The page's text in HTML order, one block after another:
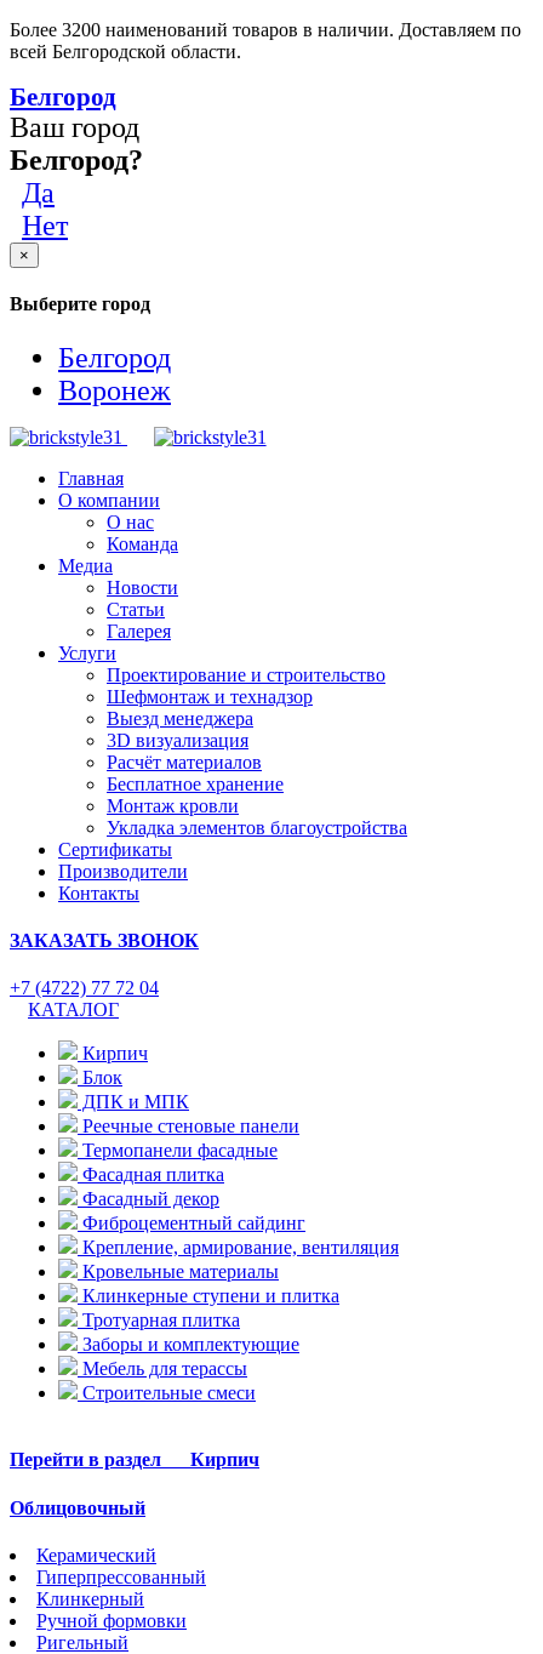
Более 3200 наименований товаров в наличии. Доставляем по
всей Белгородской области.
Белгород
Ваш город
Белгород?
Да
Нет
×
Выберите город
Белгород
Воронеж
Главная
О компании
О нас
Команда
Медиа
Новости
Статьи
Галерея
Услуги
Проектирование и строительство
Шефмонтаж и технадзор
Выезд менеджера
3D визуализация
Расчёт материалов
Бесплатное хранение
Монтаж кровли
Укладка элементов благоустройства
Сертификаты
Производители
Контакты
ЗАКАЗАТЬ ЗВОНОК
+7 (4722) 77 72 04
КАТАЛОГ
Кирпич
Блок
ДПК и МПК
Реечные стеновые панели
Термопанели фасадные
Фасадная плитка
Фасадный декор
Фиброцементный сайдинг
Крепление, армирование, вентиляция
Кровельные материалы
Клинкерные ступени и плитка
Тротуарная плитка
Заборы и комплектующие
Мебель для терассы
Строительные смеси
Перейти в раздел Кирпич
Облицовочный
Керамический
Гиперпрессованный
Клинкерный
Ручной формовки
Ригельный